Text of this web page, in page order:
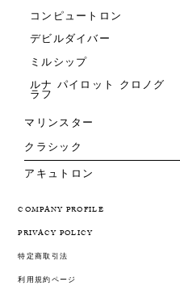
コンピュートロン
デビルダイバー
ミルシップ
ルナ パイロット クロノグ
ラフ
マリンスター
クラシック
アキュトロン
COMPANY PROFILE
PRIVACY POLICY
特定商取引法
利用規約ページ